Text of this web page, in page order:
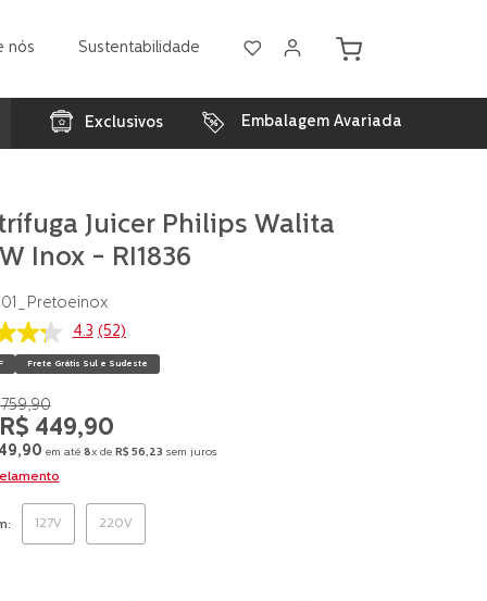
nós Sustentabilidade
Exclusivos Embalagem Avariada
Juicer Philips Walita
Inox - RI1836
01_Pretoeinox
4.3 (52)
Frete Grátis Sul e Sudeste
759,90
R$ 449,90
,90 em até 8x de R$ 56,23 sem juros
127V 220V